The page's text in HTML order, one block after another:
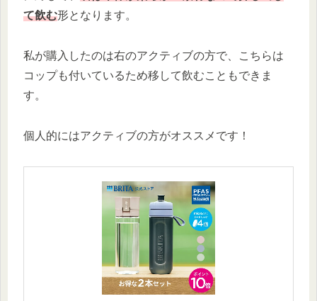
て飲む形となります。
私が購入したのは右のアクティブの方で、こちらは
コップも付いているため移して飲むこともできま
す。
個人的にはアクティブの方がオススメです！